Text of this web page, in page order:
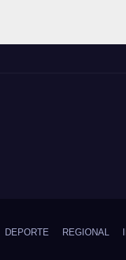
DEPORTE REGIONAL